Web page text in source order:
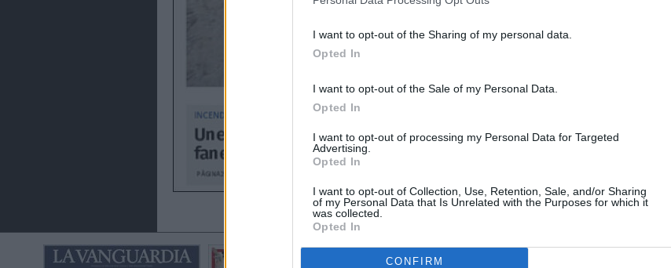
I want to opt-out of the Sharing of my personal data.
Opted In
I want to opt-out of the Sale of my Personal Data.
Opted In
I want to opt-out of processing my Personal Data for Targeted
Advertising.
Opted In
I want to opt-out of Collection, Use, Retention, Sale, and/or Sharing
of my Personal Data that Is Unrelated with the Purposes for which it
was collected.
Opted In
CONFIRM